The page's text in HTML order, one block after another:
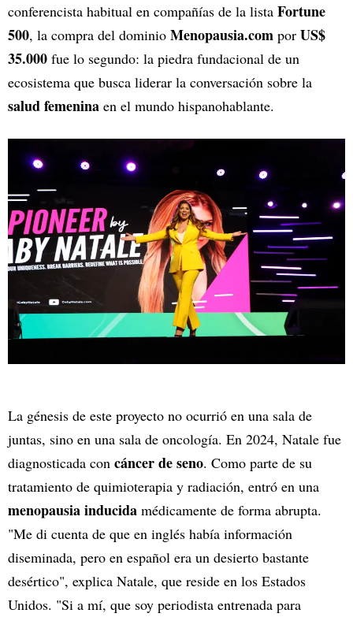
conferencista habitual en compañías de la lista Fortune
500, la compra del dominio Menopausia.com por US$
35.000 fue lo segundo: la piedra fundacional de un
ecosistema que busca liderar la conversación sobre la
salud femenina en el mundo hispanohablante.
La génesis de este proyecto no ocurrió en una sala de
juntas, sino en una sala de oncología. En 2024, Natale fue
diagnosticada con cáncer de seno. Como parte de su
tratamiento de quimioterapia y radiación, entró en una
menopausia inducida médicamente de forma abrupta.
"Me di cuenta de que en inglés había información
diseminada, pero en español era un desierto bastante
desértico", explica Natale, que reside en los Estados
Unidos. "Si a mí, que soy periodista entrenada para